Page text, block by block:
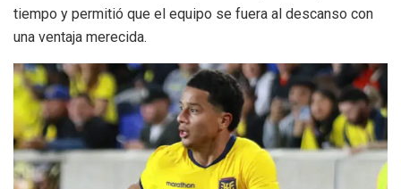
tiempo y permitió que el equipo se fuera al descanso con
una ventaja merecida.